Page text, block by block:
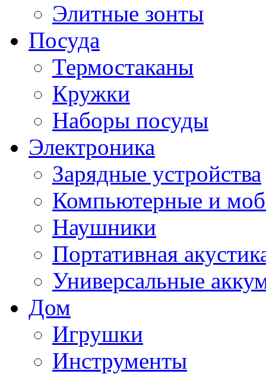
Элитные зонты
Посуда
Термостаканы
Кружки
Наборы посуды
Электроника
Зарядные устройства
Компьютерные и
Наушники
Портативная
Универсальные
Дом
Игрушки
Инструменты